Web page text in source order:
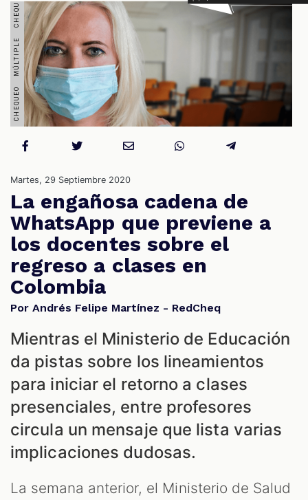
Martes, 29 Septiembre 2020
La engañosa cadena de
WhatsApp que previene a
los docentes sobre el
regreso a clases en
Colombia
Por Andrés Felipe Martínez - RedCheq
Mientras el Ministerio de Educación
da pistas sobre los lineamientos
para iniciar el retorno a clases
presenciales, entre profesores
circula un mensaje que lista varias
implicaciones dudosas.
La semana anterior, el Ministerio de Salud